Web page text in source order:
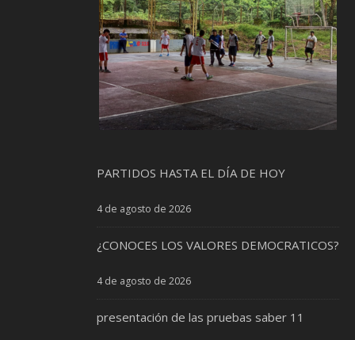
PARTIDOS HASTA EL DÍA DE HOY
4 de agosto de 2026
¿CONOCES LOS VALORES DEMOCRATICOS?
4 de agosto de 2026
presentación de las pruebas saber 11